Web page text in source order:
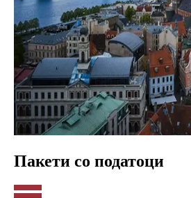
Пакети со податоци